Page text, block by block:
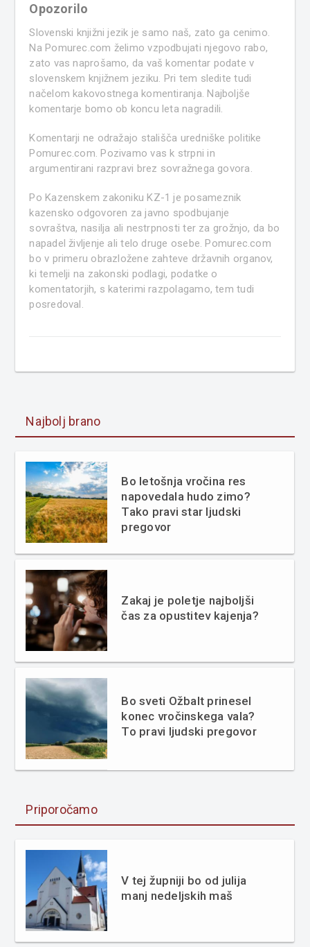
Opozorilo
Slovenski knjižni jezik je samo naš, zato ga cenimo.
Na Pomurec.com želimo vzpodbujati njegovo rabo,
zato vas naprošamo, da vaš komentar podate v
slovenskem knjižnem jeziku. Pri tem sledite tudi
načelom kakovostnega komentiranja. Najboljše
komentarje bomo ob koncu leta nagradili.
Komentarji ne odražajo stališča uredniške politike
Pomurec.com. Pozivamo vas k strpni in
argumentirani razpravi brez sovražnega govora.
Po Kazenskem zakoniku KZ-1 je posameznik
kazensko odgovoren za javno spodbujanje
sovraštva, nasilja ali nestrpnosti ter za grožnjo, da bo
napadel življenje ali telo druge osebe. Pomurec.com
bo v primeru obrazložene zahteve državnih organov,
ki temelji na zakonski podlagi, podatke o
komentatorjih, s katerimi razpolagamo, tem tudi
posredoval.
Najbolj brano
Bo letošnja vročina res
napovedala hudo zimo?
Tako pravi star ljudski
pregovor
Zakaj je poletje najboljši
čas za opustitev kajenja?
Bo sveti Ožbalt prinesel
konec vročinskega vala?
To pravi ljudski pregovor
Priporočamo
V tej župniji bo od julija
manj nedeljskih maš